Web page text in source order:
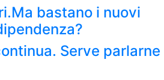
bastano i nuovi
Serve parlarne